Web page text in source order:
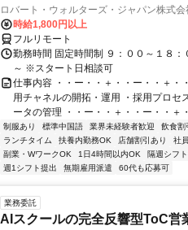
ロバート・ウォルターズ・ジャパン株式
時給1,800円以上
フルリモート
勤務時間 固定時間制 ９：００～１８
～ ※スタート日相談可
仕事内容 ・・ー・・＋・・ー・・＋
用チャネルの開拓・運用 ・採用プロセ
ータの管理 ・・ー・・＋・・ー・・＋
制服あり 標準中国語 業界未経験者歓迎 飲食割
ランチタイム
扶養内勤務OK 店舗割引あり 社
副業・WワークOK
1日4時間以内OK 隔週シフ
週1シフト提出
無期雇用派遣 60代も応募可
業務委託
AIスクールの完全反響型ToC営